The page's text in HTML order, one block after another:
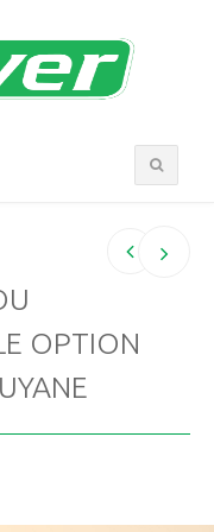
OPTION